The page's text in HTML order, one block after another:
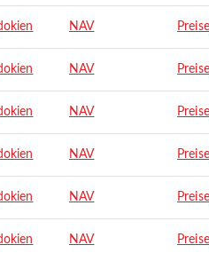
NAV
NAV
NAV
NAV
NAV
NAV